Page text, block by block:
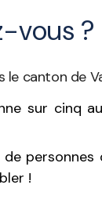
vous ?
le canton de
sur cinq
de
!